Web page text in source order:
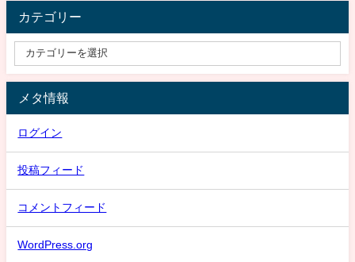
カテゴリー
メタ情報
ログイン
投稿フィード
コメントフィード
WordPress.org